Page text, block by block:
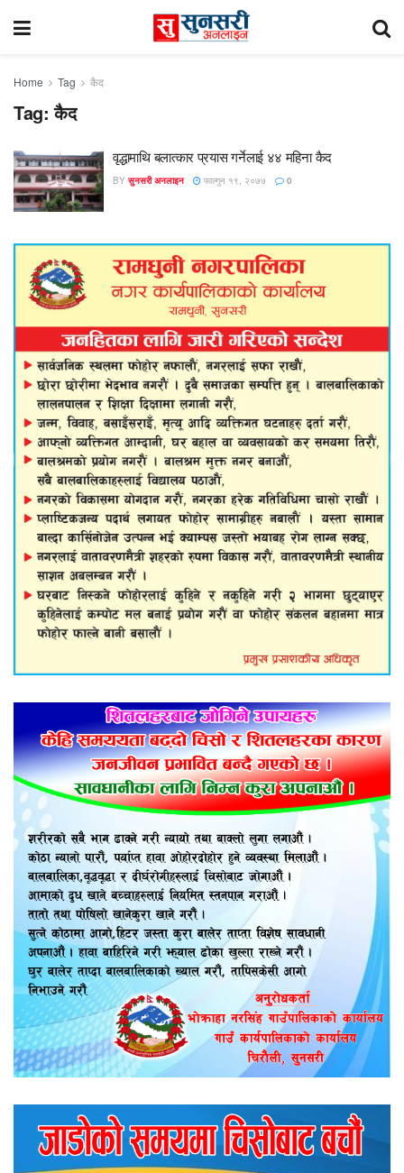
Home Tag कैद
Tag:कैद
वृद्धामाथि बलात्कार प्रयास गर्नेलाई ४४ महिना कैद
BY सुनसरी अनलाइन फाल्गुन १९, २०७७ 0